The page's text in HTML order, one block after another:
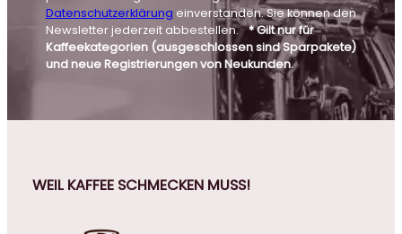
Datenschutzerklärung einverstanden. Sie können den
Newsletter jederzeit abbestellen.* Gilt nur für
Kaffeekategorien (ausgeschlossen sind Sparpakete)
und neue Registrierungen von Neukunden.
WEIL KAFFEE SCHMECKEN MUSS!